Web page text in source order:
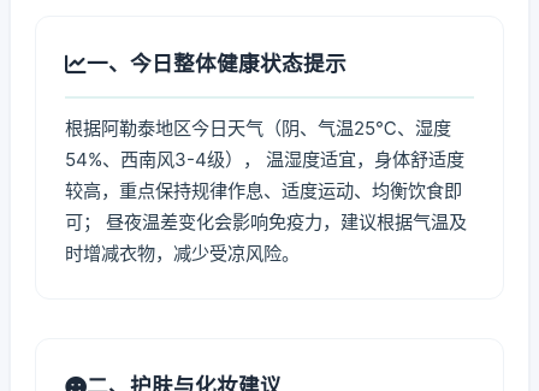
一、今日整体健康状态提示
根据阿勒泰地区今日天气（阴、气温25℃、湿度
54%、西南风3-4级）， 温湿度适宜，身体舒适度
较高，重点保持规律作息、适度运动、均衡饮食即
可； 昼夜温差变化会影响免疫力，建议根据气温及
时增减衣物，减少受凉风险。
二、护肤与化妆建议